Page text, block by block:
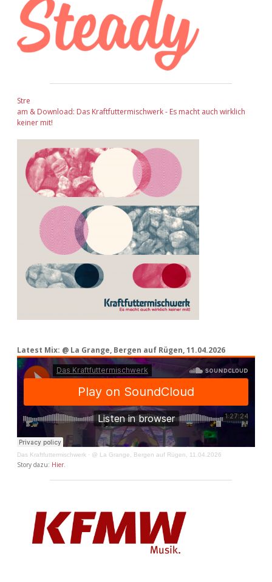
Stre
am & Download: Das Kraftfuttermischwerk - Es macht auch wirklich
keiner mit!
Latest Mix: @ La Grange, Bergen auf Rügen, 11.04.2026
Das Kraftfuttermischwerk · @ La Grange, Bergen auf Rügen, 11.04.2026
Story dazu: Hier.